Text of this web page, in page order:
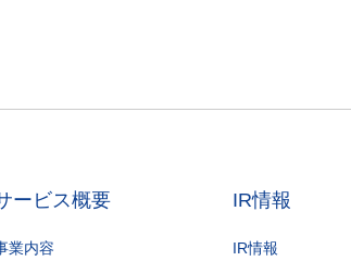
ービス概要
業内容
IR情報
IR情報